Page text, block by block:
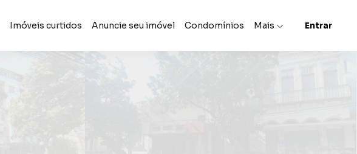
Imóveis curtidos Anuncie seu imóvel Condomínios Mais Entrar